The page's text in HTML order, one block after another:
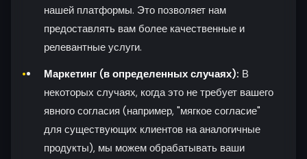
нашей платформы. Это позволяет нам
предоставлять вам более качественные и
релевантные услуги.
Маркетинг (в определенных случаях): В
некоторых случаях, когда это не требует вашего
явного согласия (например, "мягкое согласие"
для существующих клиентов на аналогичные
продукты), мы можем обрабатывать ваши